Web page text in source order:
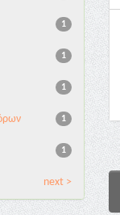
1
1
1
1
1
next >